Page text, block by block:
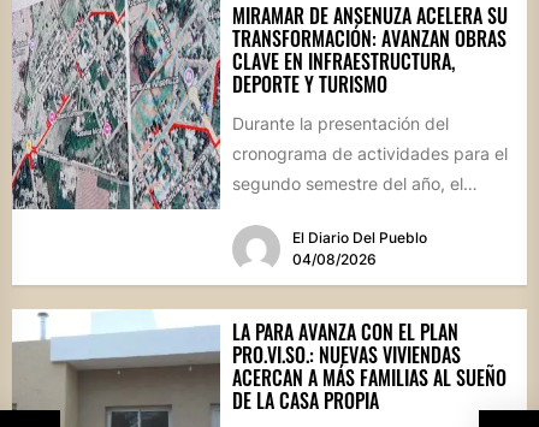
MIRAMAR DE ANSENUZA ACELERA SU
TRANSFORMACIÓN: AVANZAN OBRAS
CLAVE EN INFRAESTRUCTURA,
DEPORTE Y TURISMO
Durante la presentación del
cronograma de actividades para el
segundo semestre del año, el
el estado...El Diario Del Pueblo
04/08/2026
LA PARA AVANZA CON EL PLAN
PRO.VI.SO.: NUEVAS VIVIENDAS
ACERCAN A MÁS FAMILIAS AL SUEÑO
DE LA CASA PROPIA